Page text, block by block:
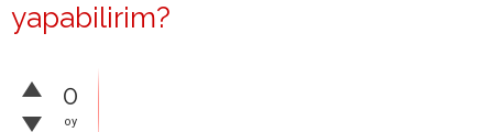
yapabilirim?
0
oy